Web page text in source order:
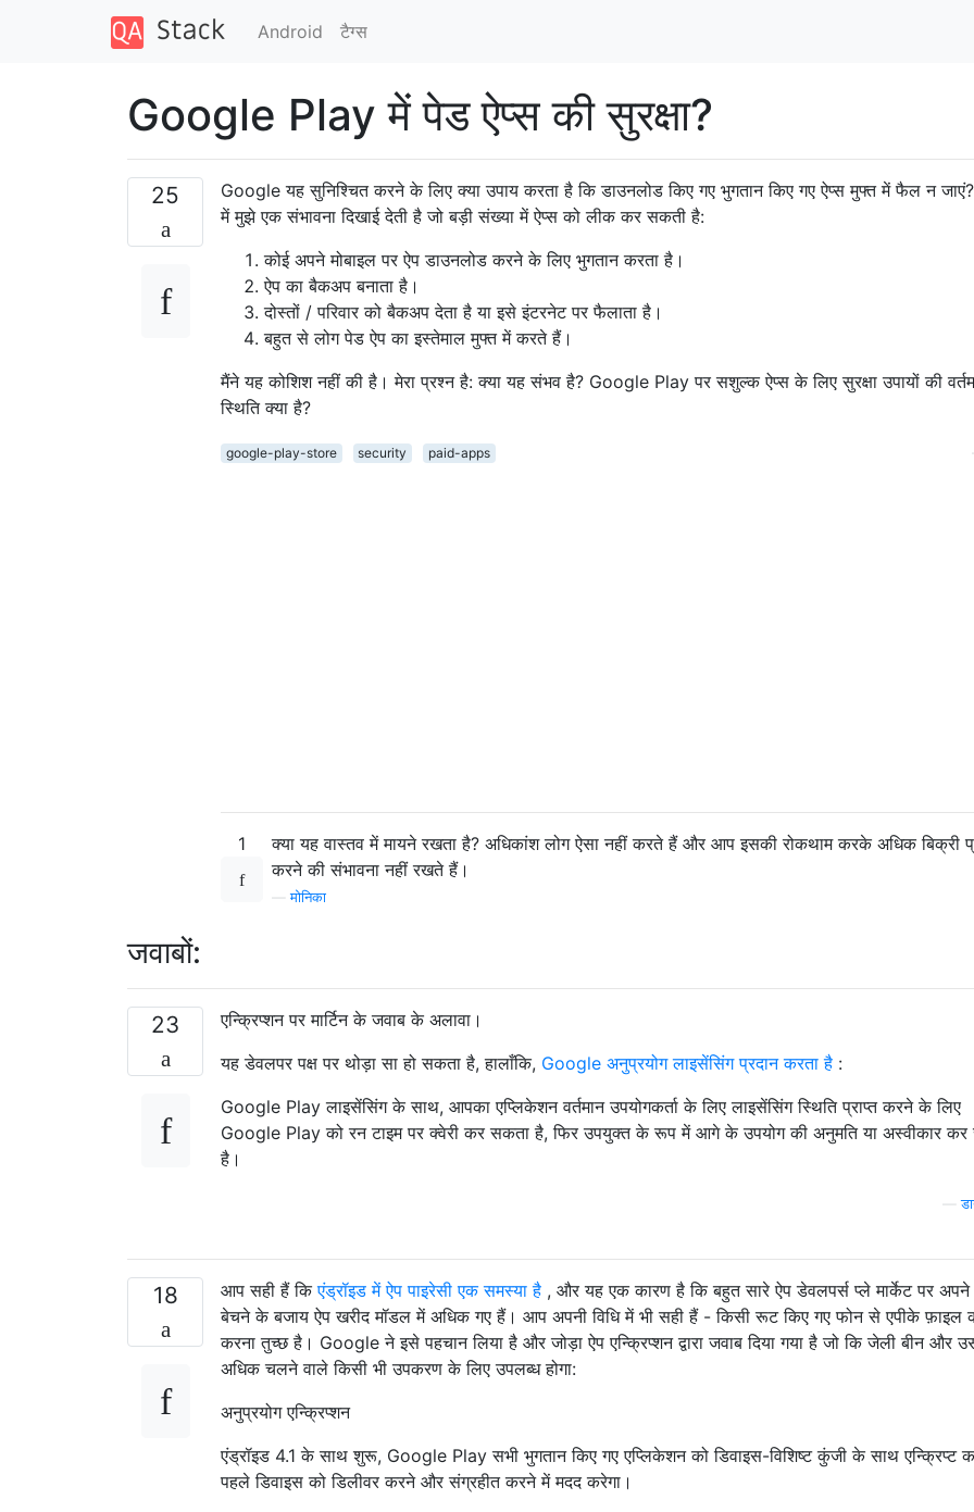
Android टैग्‍स
Google Play में पेड ऐप्स की सुरक्षा?
25
Google यह सुनिश्चित करने के लिए क्या उपाय करता है कि डाउनलोड किए गए भुगतान किए गए ऐप्स मुफ्त में फैल न जाएं?
में मुझे एक संभावना दिखाई देती है जो बड़ी संख्या में ऐप्स को लीक कर सकती है:
कोई अपने मोबाइल पर ऐप डाउनलोड करने के लिए भुगतान करता है।
ऐप का बैकअप बनाता है।
दोस्तों / परिवार को बैकअप देता है या इसे इंटरनेट पर फैलाता है।
बहुत से लोग पेड ऐप का इस्तेमाल मुफ्त में करते हैं।
मैंने यह कोशिश नहीं की है। मेरा प्रश्न है: क्या यह संभव है? Google Play पर सशुल्क ऐप्स के लिए सुरक्षा उपायों की
स्थिति क्या है?
google-play-store security paid-apps
1
क्या यह वास्तव में मायने रखता है? अधिकांश लोग ऐसा नहीं करते हैं और आप इसकी रोकथाम करके अधिक बिक्री
करने की संभावना नहीं रखते हैं।
—मोनिका
जवाबों:
23
एन्क्रिप्शन पर मार्टिन के जवाब के अलावा।
यह डेवलपर पक्ष पर थोड़ा सा हो सकता है, हालाँकि, Google अनुप्रयोग लाइसेंसिंग प्रदान करता है :
Google Play लाइसेंसिंग के साथ, आपका एप्लिकेशन वर्तमान उपयोगकर्ता के लिए लाइसेंसिंग स्थिति प्राप्त करने के लिए
Google Play को रन टाइम पर क्वेरी कर सकता है, फिर उपयुक्त के रूप में आगे के उपयोग की अनुमति या अस्वीकार
है।
—
18 आप सही हैं किएंड्रॉइड में ऐप पाइरेसी एक समस्या है , और यह एक कारण है कि बहुत सारे ऐप डेवलपर्स प्ले मार्केट पर अपने
बेचने के बजाय ऐप खरीद मॉडल में अधिक गए हैं। आप अपनी विधि में भी सही हैं - किसी रूट किए गए फोन से एपीके फ़ाइल
करना तुच्छ है। Google ने इसे पहचान लिया है और जोड़ा ऐप एन्क्रिप्शन द्वारा जवाब दिया गया है जो कि जेली बीन और
अधिक चलने वाले किसी भी उपकरण के लिए उपलब्ध होगा:
अनुप्रयोग एन्क्रिप्शन
एंड्रॉइड 4.1 के साथ शुरू, Google Play सभी भुगतान किए गए एप्लिकेशन को डिवाइस-विशिष्ट कुंजी के साथ एन्क्रिप्ट
पहले डिवाइस को डिलीवर करने और संग्रहीत करने में मदद करेगा।